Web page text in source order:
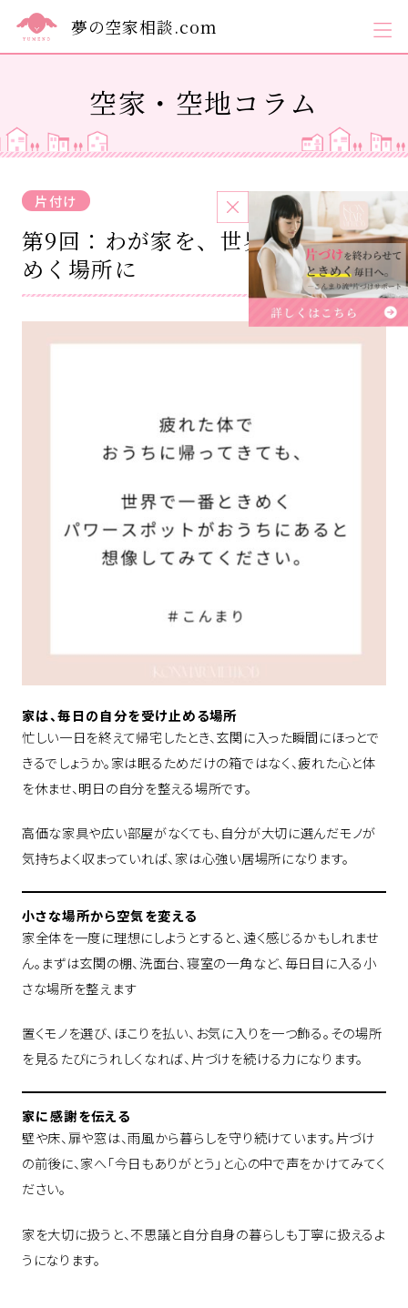
夢の空家相談.com
空家・空地コラム
片付け 2026.05.30
第9回：わが家を、世界で一番とき
めく場所に
家は、毎日の自分を受け止める場所
忙しい一日を終えて帰宅したとき、玄関に入った瞬間にほっとで
きるでしょうか。家は眠るためだけの箱ではなく、疲れた心と体
を休ませ、明日の自分を整える場所です。
高価な家具や広い部屋がなくても、自分が大切に選んだモノが
気持ちよく収まっていれば、家は心強い居場所になります。
小さな場所から空気を変える
家全体を一度に理想にしようとすると、遠く感じるかもしれませ
ん。まずは玄関の棚、洗面台、寝室の一角など、毎日目に入る小
さな場所を整えます
置くモノを選び、ほこりを払い、お気に入りを一つ飾る。その場所
を見るたびにうれしくなれば、片づけを続ける力になります。
家に感謝を伝える
壁や床、扉や窓は、雨風から暮らしを守り続けています。片づけ
の前後に、家へ「今日もありがとう」と心の中で声をかけてみてく
ださい。
家を大切に扱うと、不思議と自分自身の暮らしも丁寧に扱えるよ
うになります。